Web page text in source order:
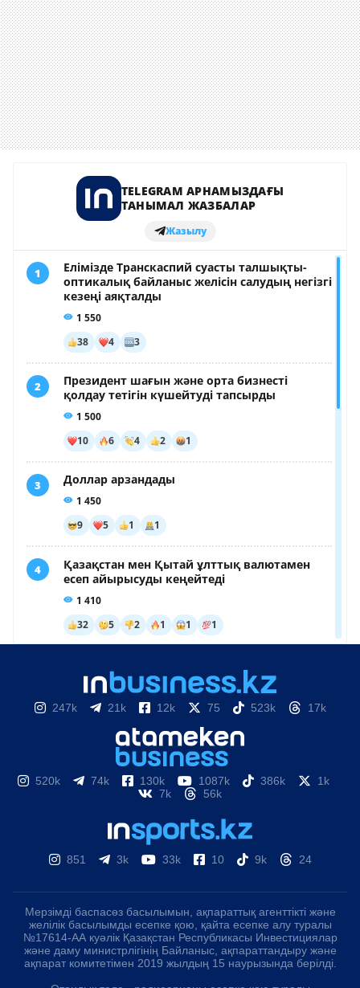
247k 21k 12k 75 523k 17k
520k 74k 130k 1087k 386k
1k
7k
56k
851 3k 33k 10 9k 24
Мерзімді баспасөз басылымын, ақпараттық агенттікті және
желілік басылымды есепке қою, қайта есепке алу туралы
№17614-АА куәлік Қазақстан Республикасы Инвестициялар
және даму министрлігінің Байланыс, ақпараттандыру және
ақпарат комитетімен 2019 жылдың 15 наурызында берілді.